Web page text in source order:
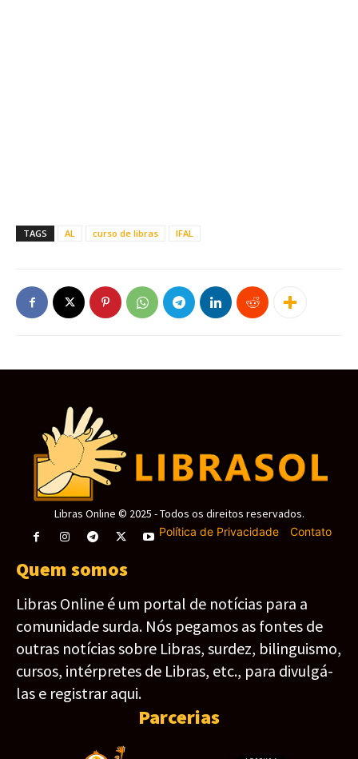
TAGS AL curso de libras IFAL
Libras Online © 2025 - Todos os direitos reservados.
Política de Privacidade- Contato
Quem somos
Libras Online é um portal de notícias para a
comunidade surda. Nós pegamos as fontes de
outras notícias sobre Libras, surdez, bilinguismo,
cursos, intérpretes de Libras, etc., para divulgá-
las e registrar aqui.
Parcerias